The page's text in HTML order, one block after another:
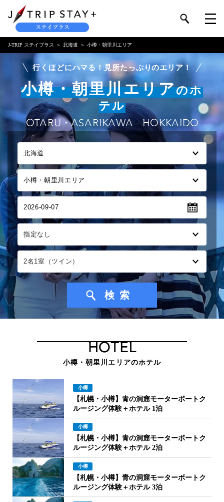
J-TRIP ステイプラス 北海道 小樽・朝里川エリア
行くほどにハマる！見所たっぷりのエリア！
小樽・朝里川エリアのホ
テル
OTARU・ASARIKAWA - HOKKAIDO
2026-09-07
HOTEL
小樽・朝里川エリアのホテル
小樽
【札幌・小樽】青の洞窟モーターボートク
ルージング体験＋ホテル 1泊
小樽
【札幌・小樽】青の洞窟モーターボートク
ルージング体験＋ホテル 2泊
小樽
【札幌・小樽】青の洞窟モーターボートク
ルージング体験＋ホテル 3泊